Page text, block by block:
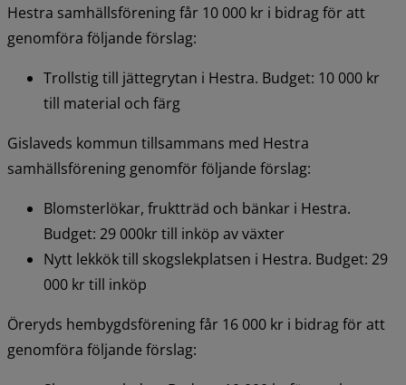
Hestra samhällsförening får 10 000 kr i bidrag för att
genomföra följande förslag:
Trollstig till jättegrytan i Hestra. Budget: 10 000 kr
till material och färg
Gislaveds kommun tillsammans med Hestra
samhällsförening genomför följande förslag:
Blomsterlökar, fruktträd och bänkar i Hestra.
Budget: 29 000kr till inköp av växter
Nytt lekkök till skogslekplatsen i Hestra. Budget: 29
000 kr till inköp
Öreryds hembygdsförening får 16 000 kr i bidrag för att
genomföra följande förslag: